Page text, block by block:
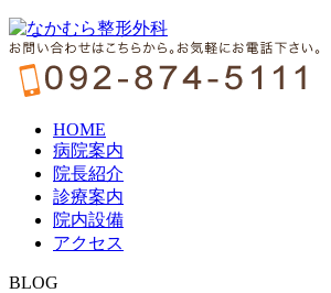
HOME
病院案内
院長紹介
診療案内
院内設備
アクセス
BLOG